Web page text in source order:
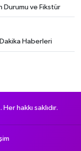
Durumu ve Fikstür
Haberleri
hakkı saklıdır.